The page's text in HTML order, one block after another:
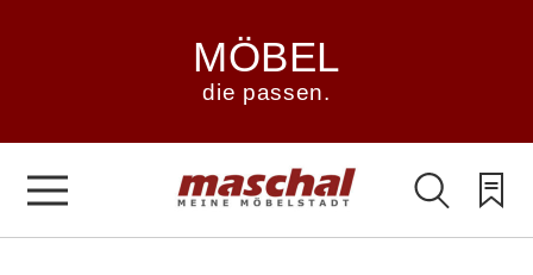
MÖBEL
die passen.